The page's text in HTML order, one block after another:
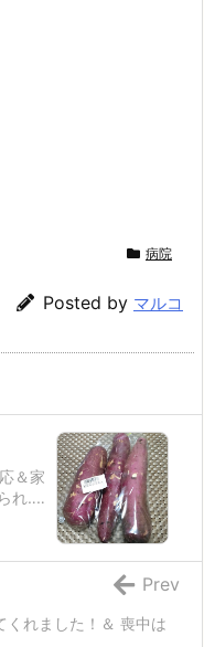
病院
Posted by マルコ
＆家
れ‥‥
くれました！＆ 喪中は
Prev